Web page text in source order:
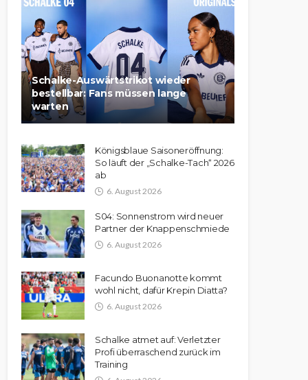
Schalke-Auswärtstrikot wieder
bestellbar: Fans müssen lange
warten
Königsblaue Saisoneröffnung:
So läuft der „Schalke-Tach“ 2026
ab
6. August 2026
S04: Sonnenstrom wird neuer
Partner der Knappenschmiede
6. August 2026
Facundo Buonanotte kommt
wohl nicht, dafür Krepin Diatta?
6. August 2026
Schalke atmet auf: Verletzter
Profi überraschend zurück im
Training